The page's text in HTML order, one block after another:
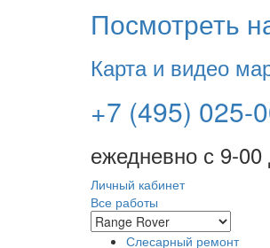
Посмотреть
Карта и видео
+7 (495) 025-
ежедневно с 9-
Личный кабинет
Все работы
Слесарный ремонт